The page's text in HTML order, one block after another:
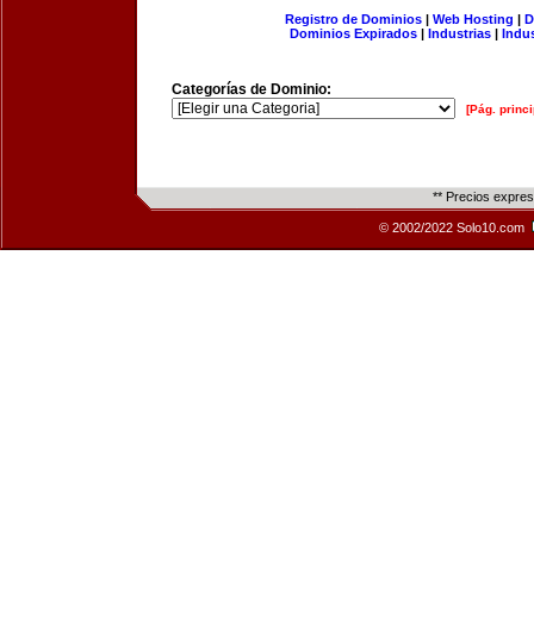
Registro de Dominios| Web Hosting |
Dominios Expirados | Industrias |
Categorías de Dominio:
[Pág.
** Precios
© 2002/2022 Solo10.com